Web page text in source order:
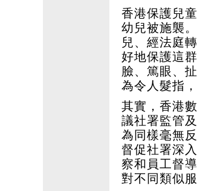
香港保護兒
幼兒被施襲
兒、經法庭
好地保護這
臉、篤眼、
為令人髮指
其實，香港
議社署監管
為同樣毫無
督促社署深
察和員工督
對不同類似